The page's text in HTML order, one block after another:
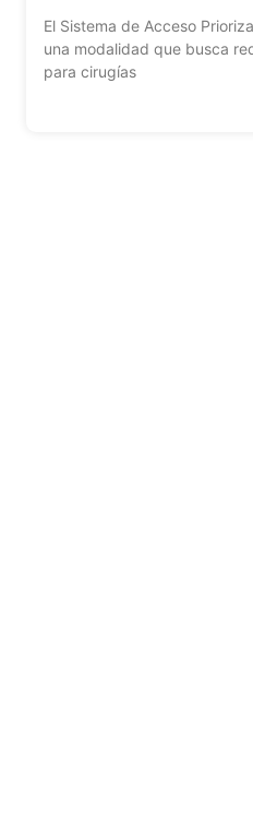
El Sistema de Acceso
una modalidad que busca
para cirugías